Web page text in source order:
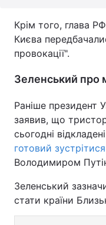
Крім того, глава
Києва
провокації".
Зеленський про
Раніше президент
заявив, що
сьогодні
готовий зустрітися
Володимиром
Зеленський
стати країни